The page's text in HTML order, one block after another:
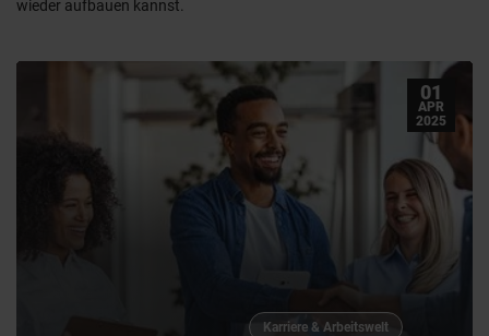
wieder aufbauen kannst.
Karriere & Arbeitswelt
01
APR
2025